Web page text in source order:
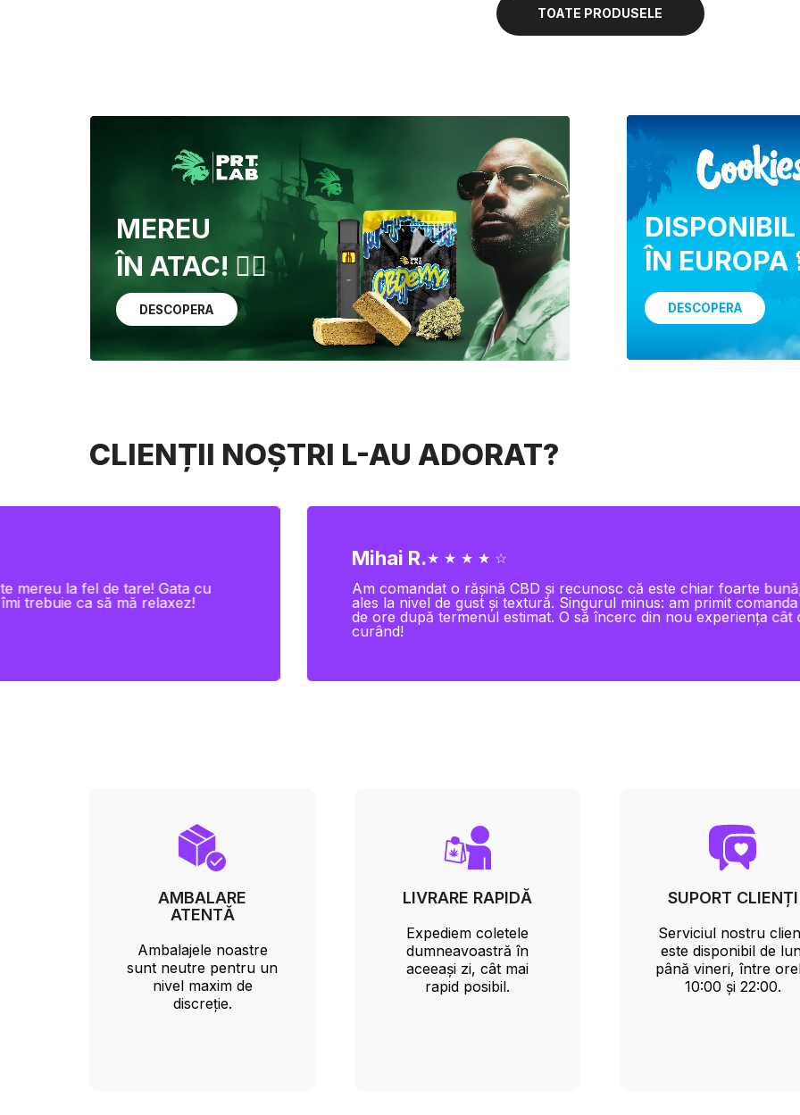
TOATE PRODUSELE
MEREU
ÎN ATAC! 🏴‍☠️
DESCOPERA
DISPONIBIL
ÎN EUROPA
DESCOPERA
CLIENȚII NOȘTRI L-AU ADORAT?
că este chiar foarte bună, mai
am primit comanda cu 24
Elena L.★ ★ ★ ★ ★
Comandă bine protejată, livrată rapid și produse de top. Puteți
cu ochii închiși!!!
AMBALARE
ATENTĂ
Ambalajele noastre
sunt neutre pentru un
nivel maxim de
discreție.
LIVRARE RAPIDĂ
Expediem coletele
dumneavoastră în
aceeași zi, cât mai
rapid posibil.
SUPORT CLIENȚI
Serviciul nostru
este disponibil de
până vineri, între
10:00 și 22:00.